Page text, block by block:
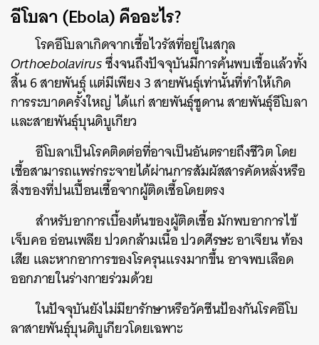
อีโบลา (Ebola) คืออะไร?
โรคอีโบลาเกิดจากเชื้อไวรัสที่อยู่ในสกุล
Orthoebolavirusซึ่งจนถึงปัจจุบันมีการค้นพบเชื้อแล้วทั้ง
สิ้น 6 สายพันธุ์ แต่มีเพียง 3 สายพันธุ์เท่านั้นที่ทำให้เกิด
การระบาดครั้งใหญ่ ได้แก่ สายพันธุ์ซูดาน สายพันธุ์อีโบลา
และสายพันธุ์บุนดิบูเกียว
อีโบลาเป็นโรคติดต่อที่อาจเป็นอันตรายถึงชีวิต โดย
เชื้อสามารถแพร่กระจายได้ผ่านการสัมผัสสารคัดหลั่งหรือ
สิ่งของที่ปนเปื้อนเชื้อจากผู้ติดเชื้อโดยตรง
สำหรับอาการเบื้องต้นของผู้ติดเชื้อ มักพบอาการไข้
เจ็บคอ อ่อนเพลีย ปวดกล้ามเนื้อ ปวดศีรษะ อาเจียน ท้อง
เสีย และหากอาการของโรครุนแรงมากขึ้น อาจพบเลือด
ออกภายในร่างกายร่วมด้วย
ในปัจจุบันยังไม่มียารักษาหรือวัคซีนป้องกันโรคอีโบ
ลาสายพันธุ์บุนดิบูเกียวโดยเฉพาะ